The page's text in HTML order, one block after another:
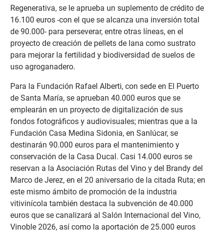
Regenerativa, se le aprueba un suplemento de crédito de
16.100 euros -con el que se alcanza una inversión total
de 90.000- para perseverar, entre otras líneas, en el
proyecto de creación de pellets de lana como sustrato
para mejorar la fertilidad y biodiversidad de suelos de
uso agroganadero.
Para la Fundación Rafael Alberti, con sede en El Puerto
de Santa María, se aprueban 40.000 euros que se
emplearán en un proyecto de digitalización de sus
fondos fotográficos y audiovisuales; mientras que a la
Fundación Casa Medina Sidonia, en Sanlúcar, se
destinarán 90.000 euros para el mantenimiento y
conservación de la Casa Ducal. Casi 14.000 euros se
reservan a la Asociación Rutas del Vino y del Brandy del
Marco de Jerez, en el 20 aniversario de la citada Ruta; en
este mismo ámbito de promoción de la industria
vitivinícola también destaca la subvención de 40.000
euros que se canalizará al Salón Internacional del Vino,
Vinoble 2026, así como la aportación de 25.000 euros